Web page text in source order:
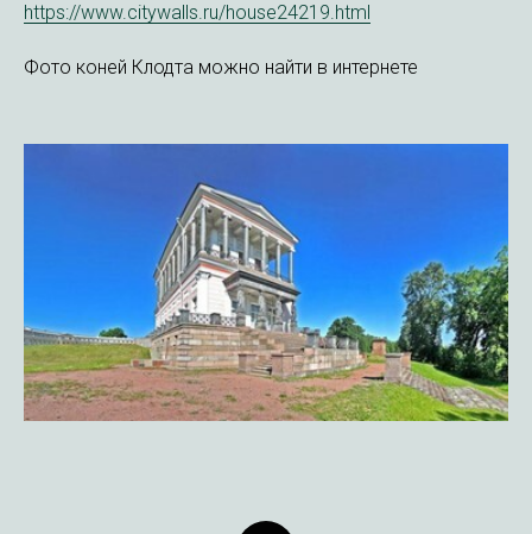
https://www.citywalls.ru/house24219.html
Фото коней Клодта можно найти в интернете